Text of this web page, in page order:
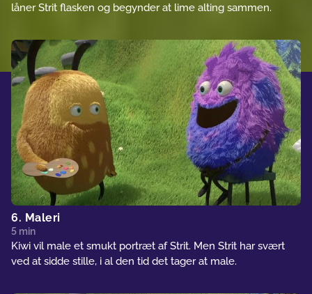
låner Strit flasken og begynder at lime alting sammen.
6. Maleri
5 min
Kiwi vil male et smukt portræt af Strit. Men Strit har svært
ved at sidde stille, i al den tid det tager at male.